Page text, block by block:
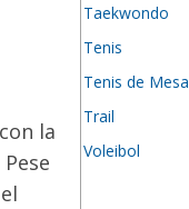
la
Taekwondo
Tenis
Tenis de Mesa
Trail
Voleibol